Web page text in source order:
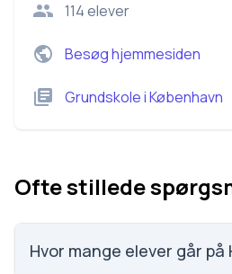
114elever
Besøg hjemmesiden
GrundskoleiKøbenhavn
Ofte stillede
Hvor mange elever går på